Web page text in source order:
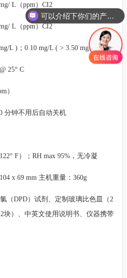
L（ppm）CI2
L（ppm）CI2
L )；0.10 mg/L ( > 3.50 mg/L)
25° C
）
分钟不用后自动关机
F）；RH max 95%，无冷凝
x 69 mm 主机重量：360g
（DPD）试剂、定制玻璃比色皿（2
块）、中英文使用说明书、仪器携带
可以介绍下你们的产品么